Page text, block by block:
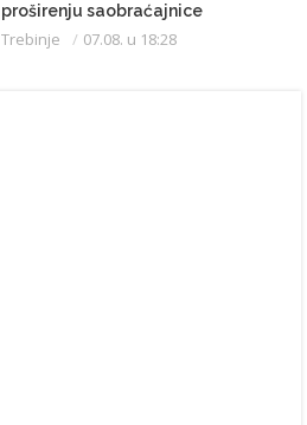
proširenju saobraćajnice
Trebinje 07.08. u 18:28